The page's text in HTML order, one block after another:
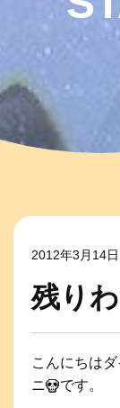
2012年3月14日
残り
こんにちは
ニ
です。